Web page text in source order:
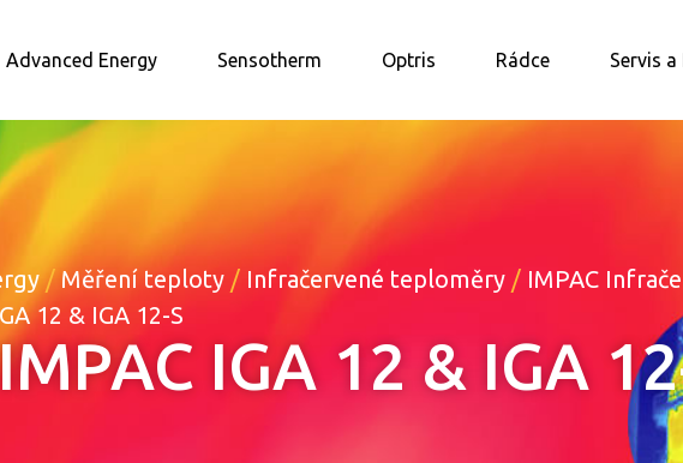
Advanced Energy Sensotherm Optris Rádce Servis a
/ Měření teploty / Infračervené teploměry / IMPAC
12 & IGA 12-S
IGA 12 & IGA